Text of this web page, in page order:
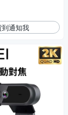
到通知我